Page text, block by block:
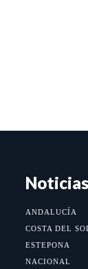
Noticias
ANDALUCÍA
COSTA DEL
ESTEPONA
NACIONAL